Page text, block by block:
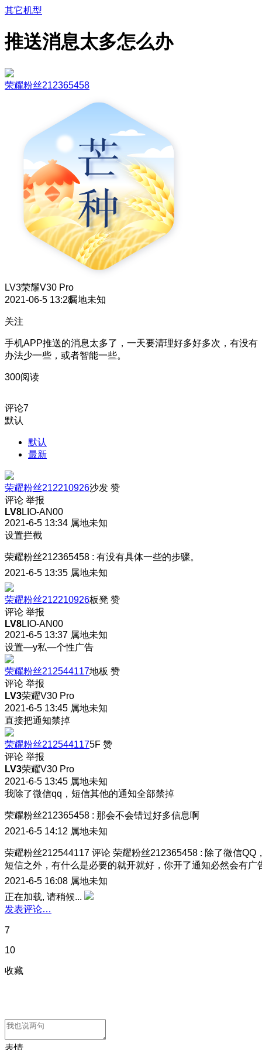
其它机型
推送消息太多怎么办
荣耀粉丝212365458
LV3荣耀V30 Pro
2021-06-5 13:28属地未知
关注
手机APP推送的消息太多了，一天要清理好多好多次，有没有
办法少一些，或者智能一些。
300阅读
评论7
默认
默认
最新
荣耀粉丝212210926沙发 赞
评论 举报
LV8LIO-AN00
2021-6-5 13:34 属地未知
设置拦截
荣耀粉丝212365458 : 有没有具体一些的步骤。
2021-6-5 13:35 属地未知
荣耀粉丝212210926板凳 赞
评论 举报
LV8LIO-AN00
2021-6-5 13:37 属地未知
设置—y私—个性广告
荣耀粉丝212544117地板 赞
评论 举报
LV3荣耀V30 Pro
2021-6-5 13:45 属地未知
直接把通知禁掉
荣耀粉丝2125441175F 赞
评论 举报
LV3荣耀V30 Pro
2021-6-5 13:45 属地未知
我除了微信qq，短信其他的通知全部禁掉
荣耀粉丝212365458 : 那会不会错过好多信息啊
2021-6-5 14:12 属地未知
荣耀粉丝212544117 评论 荣耀粉丝212365458 : 除了微信QQ
短信之外，有什么是必要的就开就好，你开了通知必然会有广
2021-6-5 16:08 属地未知
正在加载, 请稍候...
发表评论…
7
10
收藏
表情